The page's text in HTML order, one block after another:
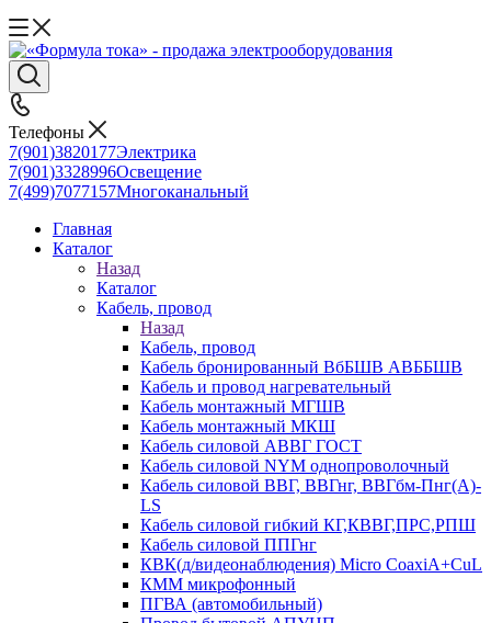
Телефоны
7(901)3820177Электрика
7(901)3328996Освещение
7(499)7077157Многоканальный
Главная
Каталог
Назад
Каталог
Кабель, провод
Назад
Кабель, провод
Кабель бронированный ВбБШВ АВББШВ
Кабель и провод нагревательный
Кабель монтажный МГШВ
Кабель монтажный МКШ
Кабель силовой АВВГ ГОСТ
Кабель силовой NYM однопроволочный
Кабель силовой ВВГ, ВВГнг, ВВГбм-Пнг(А)-
LS
Кабель силовой гибкий КГ,КВВГ,ПРС,РПШ
Кабель силовой ППГнг
КВК(д/видеонаблюдения) Micro CoaxiA+CuL
КММ микрофонный
ПГВА (автомобильный)